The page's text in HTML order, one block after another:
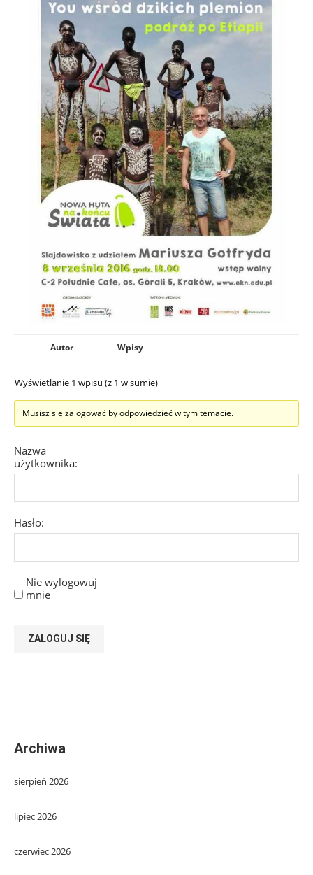
Autor Wpisy
Wyświetlanie 1 wpisu (z 1 w sumie)
Musisz się zalogować by odpowiedzieć w tym temacie.
Nazwa
użytkownika:
Hasło:
Nie wylogowuj
mnie
ZALOGUJ SIĘ
Archiwa
sierpień 2026
lipiec 2026
czerwiec 2026